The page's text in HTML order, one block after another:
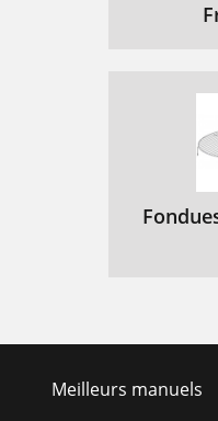
Meilleurs manuels